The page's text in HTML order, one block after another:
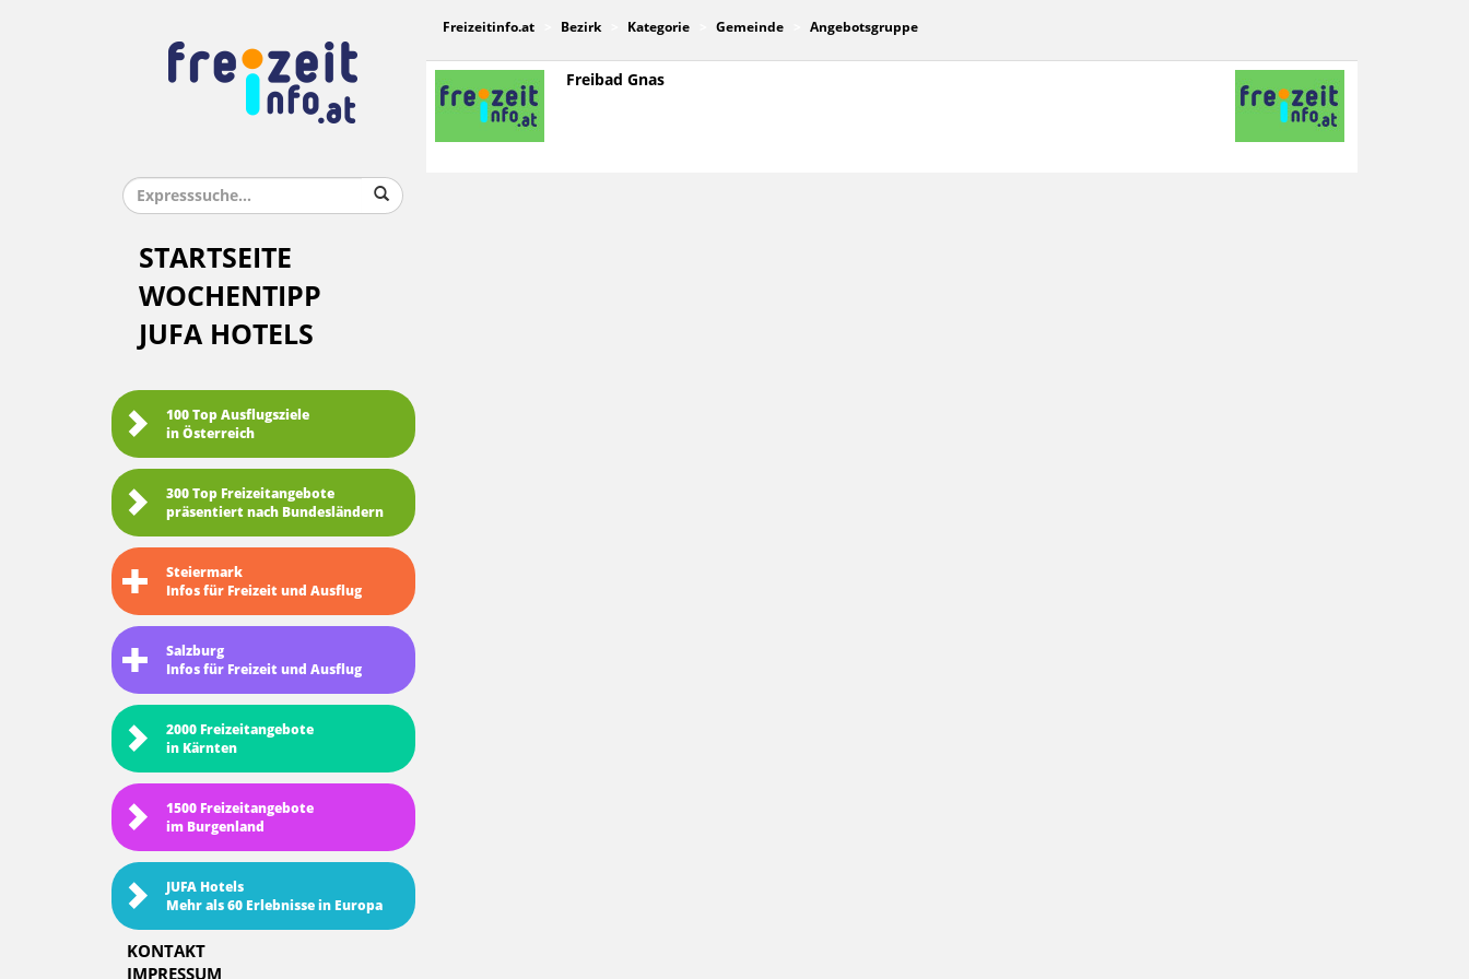
STARTSEITE
WOCHENTIPP
JUFA HOTELS
100 Top Ausflugsziele
in Österreich
300 Top Freizeitangebote
präsentiert nach Bundesländern
Steiermark
Infos für Freizeit und Ausflug
Salzburg
Infos für Freizeit und Ausflug
2000 Freizeitangebote
in Kärnten
1500 Freizeitangebote
im Burgenland
JUFA Hotels
Mehr als 60 Erlebnisse in Europa
KONTAKT
IMPRESSUM
Freizeitinfo.at Bezirk Kategorie Gemeinde Angebotsgruppe
Freibad Gnas